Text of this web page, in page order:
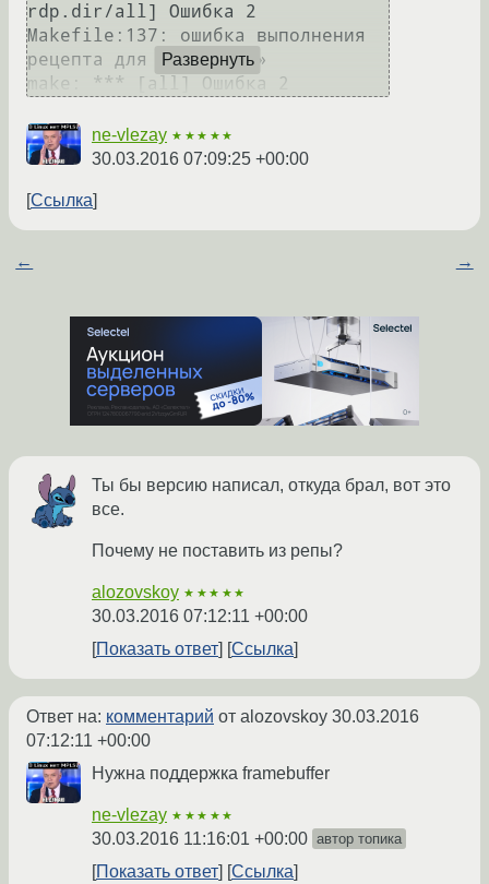
rdp.dir/all] Ошибка 2
Makefile:137: ошибка выполнения
рецепта для цели «all»
Развернуть
ne-vlezay ★★★★★
30.03.2016 07:09:25 +00:00
Ссылка
← →
Ты бы версию написал, откуда брал, вот это
все.
Почему не поставить из репы?
alozovskoy ★★★★★
30.03.2016 07:12:11 +00:00
Показать ответ
Ссылка
Ответ на: комментарий от alozovskoy 30.03.2016
07:12:11 +00:00
Нужна поддержка framebuffer
ne-vlezay ★★★★★
30.03.2016 11:16:01 +00:00 автор топика
Показать ответ Ссылка